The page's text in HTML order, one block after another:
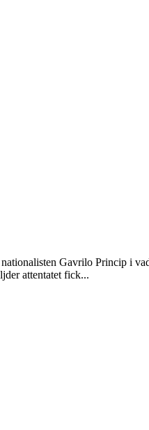
Gavrilo Princip i
attentatet fick...